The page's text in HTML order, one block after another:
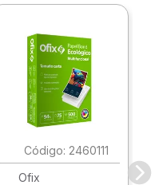
: 2460111
Ofix